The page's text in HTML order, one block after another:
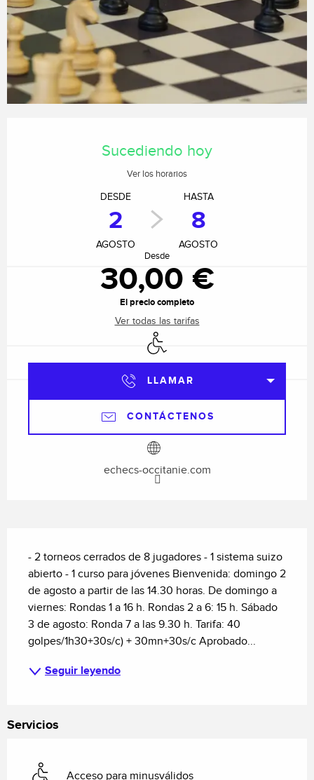
Sucediendo hoy
Ver los horarios
DESDE
2
AGOSTO
HASTA
8
AGOSTO
Desde
30,00 €
El precio completo
Ver todas las tarifas
Acceso para minusválidos
LLAMAR
CONTÁCTENOS
echecs-occitanie.com
- 2 torneos cerrados de 8 jugadores - 1 sistema suizo
abierto - 1 curso para jóvenes Bienvenida: domingo 2
de agosto a partir de las 14.30 horas. De domingo a
viernes: Rondas 1 a 16 h. Rondas 2 a 6: 15 h. Sábado
3 de agosto: Ronda 7 a las 9.30 h. Tarifa: 40
golpes/1h30+30s/c) + 30mn+30s/c Aprobado...
Seguir leyendo
Servicios
Acceso para minusválidos